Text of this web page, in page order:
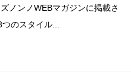
ノンノWEBマガジンに掲載さ
のスタイル...